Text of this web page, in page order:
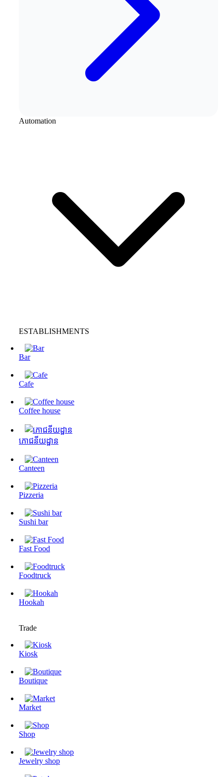
Automation
ESTABLISHMENTS
Bar
Cafe
Coffee house
ភោជនីយដ្ឋាន
Canteen
Pizzeria
Sushi bar
Fast Food
Foodtruck
Hookah
Trade
Kiosk
Boutique
Market
Shop
Jewelry shop